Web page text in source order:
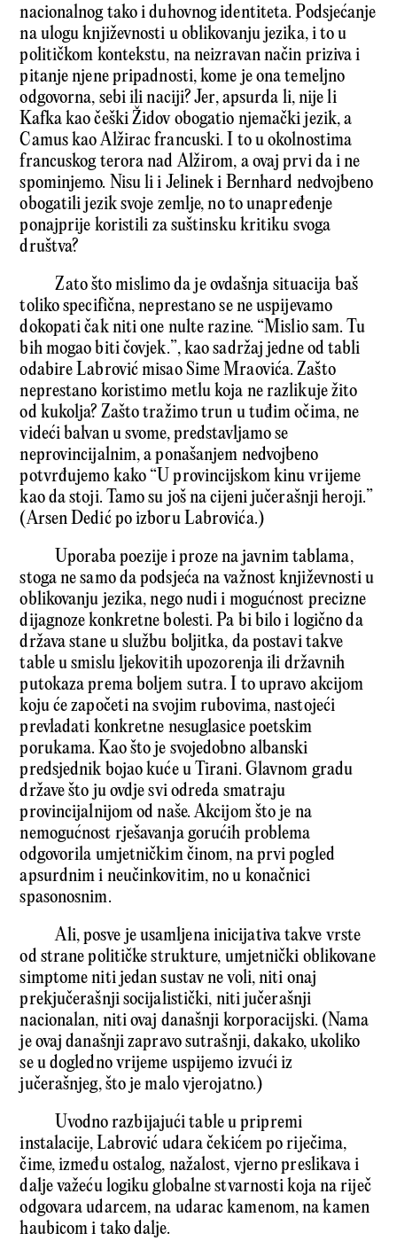
nacionalnog tako i duhovnog identiteta. Podsjećanje
na ulogu književnosti u oblikovanju jezika, i to u
političkom kontekstu, na neizravan način priziva i
pitanje njene pripadnosti, kome je ona temeljno
odgovorna, sebi ili naciji? Jer, apsurda li, nije li
Kafka kao češki Židov obogatio njemački jezik, a
Camus kao Alžirac francuski. I to u okolnostima
francuskog terora nad Alžirom, a ovaj prvi da i ne
spominjemo. Nisu li i Jelinek i Bernhard nedvojbeno
obogatili jezik svoje zemlje, no to unapređenje
ponajprije koristili za suštinsku kritiku svoga
društva?
Zato što mislimo da je ovdašnja situacija baš
toliko specifična, neprestano se ne uspijevamo
dokopati čak niti one nulte razine. “Mislio sam. Tu
bih mogao biti čovjek.”, kao sadržaj jedne od tabli
odabire Labrović misao Sime Mraovića. Zašto
neprestano koristimo metlu koja ne razlikuje žito
od kukolja? Zašto tražimo trun u tuđim očima, ne
videći balvan u svome, predstavljamo se
neprovincijalnim, a ponašanjem nedvojbeno
potvrđujemo kako “U provincijskom kinu vrijeme
kao da stoji. Tamo su još na cijeni jučerašnji heroji.”
(Arsen Dedić po izboru Labrovića.)
Uporaba poezije i proze na javnim tablama,
stoga ne samo da podsjeća na važnost književnosti u
oblikovanju jezika, nego nudi i mogućnost precizne
dijagnoze konkretne bolesti. Pa bi bilo i logično da
država stane u službu boljitka, da postavi takve
table u smislu ljekovitih upozorenja ili državnih
putokaza prema boljem sutra. I to upravo akcijom
koju će započeti na svojim rubovima, nastojeći
prevladati konkretne nesuglasice poetskim
porukama. Kao što je svojedobno albanski
predsjednik bojao kuće u Tirani. Glavnom gradu
države što ju ovdje svi odreda smatraju
provincijalnijom od naše. Akcijom što je na
nemogućnost rješavanja gorućih problema
odgovorila umjetničkim činom, na prvi pogled
apsurdnim i neučinkovitim, no u konačnici
spasonosnim.
Ali, posve je usamljena inicijativa takve vrste
od strane političke strukture, umjetnički oblikovane
simptome niti jedan sustav ne voli, niti onaj
prekjučerašnji socijalistički, niti jučerašnji
nacionalan, niti ovaj današnji korporacijski. (Nama
je ovaj današnji zapravo sutrašnji, dakako, ukoliko
se u dogledno vrijeme uspijemo izvući iz
jučerašnjeg, što je malo vjerojatno.)
Uvodno razbijajući table u pripremi
instalacije, Labrović udara čekićem po riječima,
čime, između ostalog, nažalost, vjerno preslikava i
dalje važeću logiku globalne stvarnosti koja na riječ
odgovara udarcem, na udarac kamenom, na kamen
haubicom i tako dalje.